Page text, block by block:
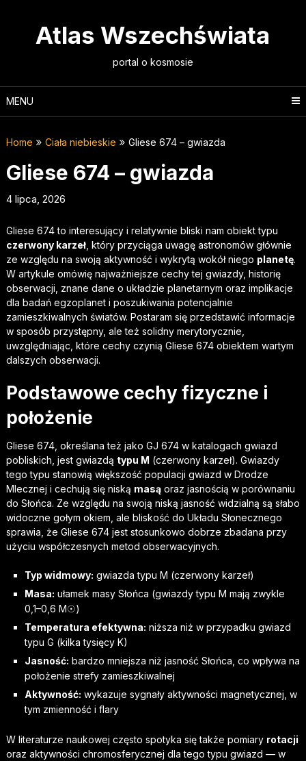
Atlas Wszechświata
portal o kosmosie
MENU
Home Ciała niebieskie Gliese 674 – gwiazda
Gliese 674 – gwiazda
4 lipca, 2026
Gliese 674 to interesujący i relatywnie bliski nam obiekt typu
czerwony karzeł, który przyciąga uwagę astronomów głównie
ze względu na swoją aktywność i wykrytą wokół niego planetę.
W artykule omówię najważniejsze cechy tej gwiazdy, historię
obserwacji, znane dane o układzie planetarnym oraz implikacje
dla badań egzoplanet i poszukiwania potencjalnie
zamieszkiwalnych światów. Postaram się przedstawić informacje
w sposób przystępny, ale też solidny merytorycznie,
uwzględniając, które cechy czynią Gliese 674 obiektem wartym
dalszych obserwacji.
Podstawowe cechy fizyczne i
położenie
Gliese 674, określana też jako GJ 674 w katalogach gwiazd
pobliskich, jest gwiazdą typu M (czerwony karzeł). Gwiazdy
tego typu stanowią większość populacji gwiazd w Drodze
Mlecznej i cechują się niską masąoraz jasnością w porównaniu
do Słońca. Ze względu na swoją niską jasność widzialną są słabo
widoczne gołym okiem, ale bliskość do Układu Słonecznego
sprawia, że Gliese 674 jest stosunkowo dobrze zbadana przy
użyciu współczesnych metod obserwacyjnych.
Typ widmowy: gwiazda typu M (czerwony karzeł)
Masa: ułamek masy Słońca (gwiazdy typu M mają zwykle
0,1–0,6 M☉)
Temperatura efektywna: niższa niż w przypadku gwiazd
typu G (kilka tysięcy K)
Jasność: bardzo mniejsza niż jasność Słońca, co wpływa na
położenie strefy zamieszkiwalnej
Aktywność: wykazuje sygnały aktywności magnetycznej, w
tym zmienność i flary
W literaturze naukowej często spotyka się także pomiary rotacji
oraz aktywności chromosferycznej dla tego typu gwiazd — w